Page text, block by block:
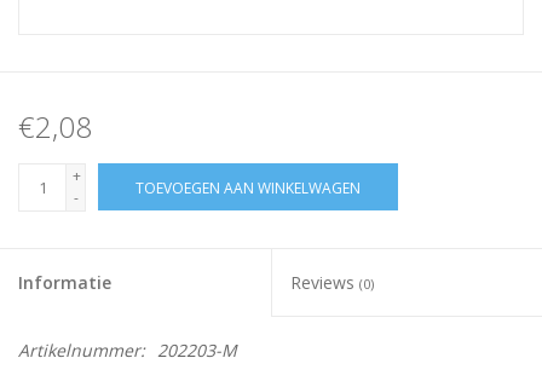
€2,08
+
-
TOEVOEGEN AAN WINKELWAGEN
Informatie Reviews (0)
Artikelnummer: 202203-M